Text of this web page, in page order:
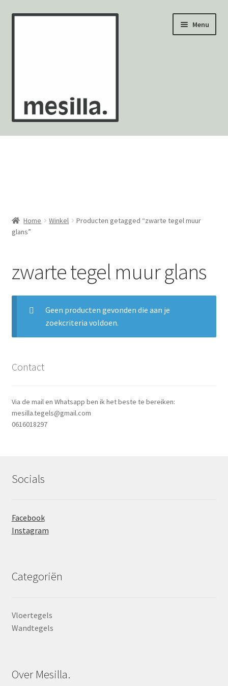
Ga
Ga
Menu
Wandtegels
Mozaïekvellen
Contact
Home Winkel
Producten getagged “zwarte tegel muur
glans”
zwarte tegel muur glans
Geen producten gevonden die aan je
zoekcriteria voldoen.
Contact
Via de mail en Whatsapp ben ik het beste te bereiken:
mesilla.tegels@gmail.com
0616018297
Socials
Facebook
Instagram
Categoriën
Vloertegels
Wandtegels
Over Mesilla.